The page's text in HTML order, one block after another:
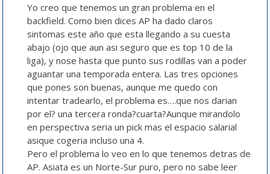
Yo creo que tenemos un gran problema en el
backfield. Como bien dices AP ha dado claros
sintomas este año que esta llegando a su cuesta
abajo (ojo que aun asi seguro que es top 10 de la
liga), y nose hasta que punto sus rodillas van a poder
aguantar una temporada entera. Las tres opciones
que pones son buenas, aunque me quedo con
intentar tradearlo, el problema es….que nos darian
por el? una tercera ronda?cuarta?Aunque mirandolo
en perspectiva seria un pick mas el espacio salarial
asique cogeria incluso una 4.
Pero el problema lo veo en lo que tenemos detras de
AP. Asiata es un Norte-Sur puro, pero no sabe leer